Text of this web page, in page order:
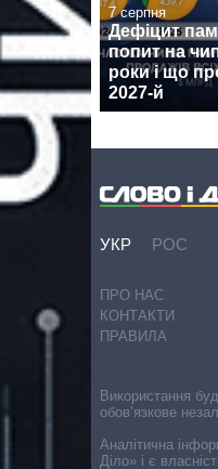
7 серпня
Дефіцит
попит на
роки і що
2027-й
УКР РОС
ПРО НАС
КОНТАКТИ
ПРАВИЛА
Використання
обов’язкове
Аналітична
Діло» і є